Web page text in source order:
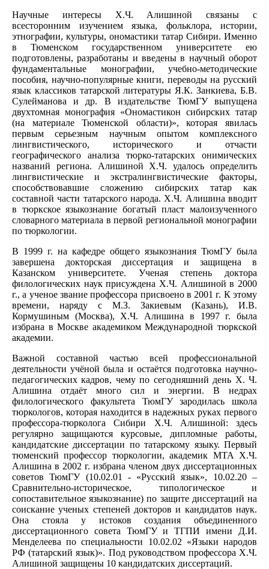
Научные интересы Х.Ч. Алишиной связаны с
всесторонним изучением языка, фольклора, истории,
этнографии, культуры, ономастики татар Сибири. Именно
в Тюменском государственном университете ею
подготовлены, разработаны и введены в научный оборот
фундаментальные монографии, учебно-методические
пособия, научно-популярные книги, переводы на русский
язык классиков татарской литературы Я.К. Занкиева, Б.В.
Сулейманова и др. В издательстве ТюмГУ выпущена
двухтомная монография «Ономастикон сибирских татар
(на материале Тюменской области)», которая явилась
первым серьезным научным опытом комплексного
лингвистического, исторического и отчасти
географического анализа тюрко-татарских онимических
названий региона. Алишиной Х.Ч. удалось определить
лингвистические и экстралингвистические факторы,
способствовавшие сложению сибирских татар как
составной части татарского народа. Х.Ч. Алишина вводит
в тюркское языкознание богатый пласт малоизученного
словарного материала в первой региональной монографии
по тюркологии.
В 1999 г. на кафедре общего языкознания ТюмГУ была
завершена докторская диссертация и защищена в
Казанском университете. Ученая степень доктора
филологических наук присуждена Х.Ч. Алишиной в 2000
г., а ученое звание профессора присвоено в 2001 г. К этому
времени, наряду с М.З. Закиевым (Казань), И.В.
Кормушиным (Москва), Х.Ч. Алишина в 1997 г. была
избрана в Москве академиком Международной тюркской
академии.
Важной составной частью всей профессиональной
деятельности учёной была и остаётся подготовка научно-
педагогических кадров, чему по сегодняшний день Х. Ч.
Алишина отдаёт много сил и энергии. В недрах
филологического факультета ТюмГУ зародилась школа
тюркологов, которая находится в надежных руках первого
профессора-тюрколога Сибири Х.Ч. Алишиной: здесь
регулярно защищаются курсовые, дипломные работы,
кандидатские диссертации по татарскому языку. Первый
тюменский профессор тюркологии, академик МТА Х.Ч.
Алишина в 2002 г. избрана членом двух диссертационных
советов ТюмГУ (10.02.01 - «Русский язык», 10.02.20 –
Сравнительно-историческое, типологическое и
сопоставительное языкознание) по защите диссертаций на
соискание ученых степеней докторов и кандидатов наук.
Она стояла у истоков создания объединенного
диссертационного совета ТюмГУ и ТГПИ имени Д.И.
Менделеева по специальности 10.02.02 «Языки народов
РФ (татарский язык)». Под руководством профессора Х.Ч.
Алишиной защищены 10 кандидатских диссертаций.